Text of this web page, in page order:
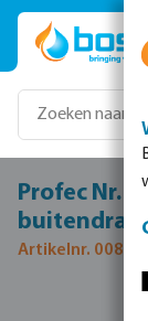
Ga naar de
Profec Nr.
Artikelnr.